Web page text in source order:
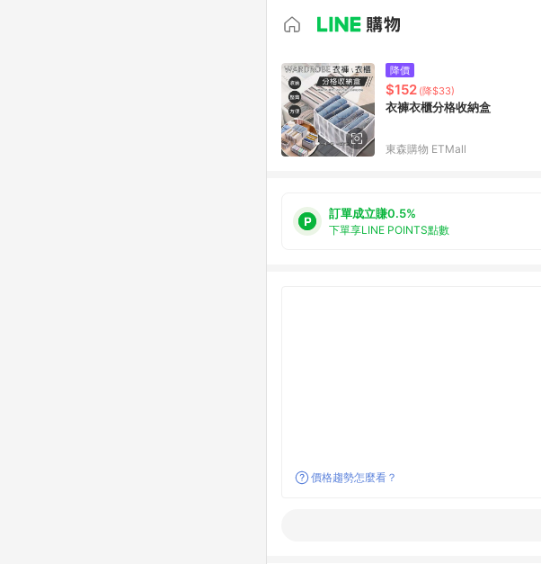
降價
$152 (降$33)
衣褲衣櫃分格收納盒
東森購物 ETMall
訂單成立賺0.5%
下單享LINE POINTS點數
價格趨勢怎麼看？